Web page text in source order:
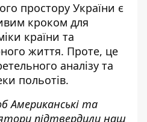
простору України є
кроком для
країни та
життя. Проте, це
аналізу та
польотів.
Американські та
підтвердили наш